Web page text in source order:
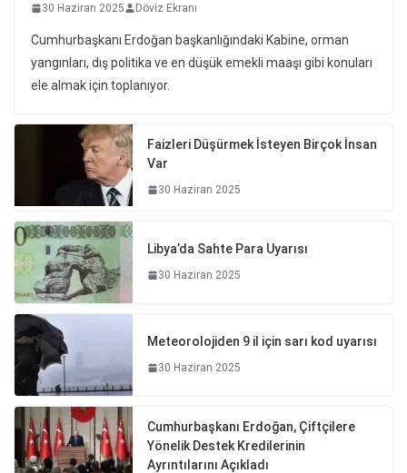
30 Haziran 2025 Döviz Ekranı
Cumhurbaşkanı Erdoğan başkanlığındaki Kabine, orman
yangınları, dış politika ve en düşük emekli maaşı gibi konuları
ele almak için toplanıyor.
Faizleri Düşürmek İsteyen Birçok İnsan
Var
30 Haziran 2025
Libya’da Sahte Para Uyarısı
30 Haziran 2025
Meteorolojiden 9 il için sarı kod uyarısı
30 Haziran 2025
Cumhurbaşkanı Erdoğan, Çiftçilere
Yönelik Destek Kredilerinin
Ayrıntılarını Açıkladı